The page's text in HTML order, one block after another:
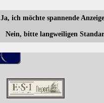
Ja, ich möchte spannende
Nein, bitte langweiligen